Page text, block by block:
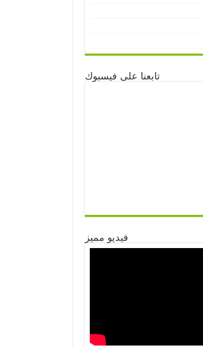
تابعنا على فيسبوك
فيديو مميز